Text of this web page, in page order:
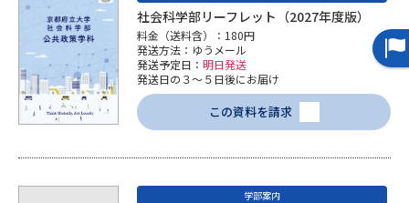
ユーザーサポート
Ｑ＆Ａ よくあるご質問 大学進学IDについて
資料の料金の
受付内容・発送状況の確認
お支払いサイト
社会科学部リーフレット（2027年度版）
料金（送料含）：180円
発送方法：ゆうメール
発送予定日： 明日発送
発送日の３～５日後にお届け
この資料を請求
学部案内